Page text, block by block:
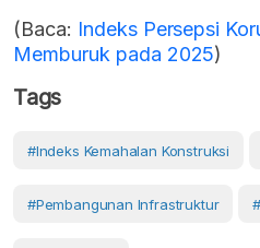
(Baca: Indeks Persepsi
Memburuk pada 2025)
Tags
#Indeks Kemahalan Konstruksi
#Pembangunan Infrastruktur